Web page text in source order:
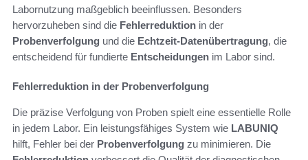
Labornutzung maßgeblich beeinflussen. Besonders
hervorzuheben sind die Fehlerreduktion in der
Probenverfolgung und die Echtzeit-Datenübertragung, die
entscheidend für fundierte Entscheidungen im Labor sind.
Fehlerreduktion in der Probenverfolgung
Die präzise Verfolgung von Proben spielt eine essentielle Rolle
in jedem Labor. Ein leistungsfähiges System wie LABUNIQ
hilft, Fehler bei der Probenverfolgung zu minimieren. Die